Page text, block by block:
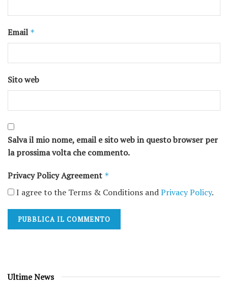
Email *
Sito web
Salva il mio nome, email e sito web in questo browser per
la prossima volta che commento.
Privacy Policy Agreement *
I agree to the Terms & Conditions andPrivacy Policy.
Ultime News